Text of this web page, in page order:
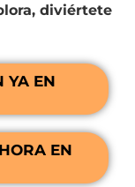
diviértete
YA EN
EN